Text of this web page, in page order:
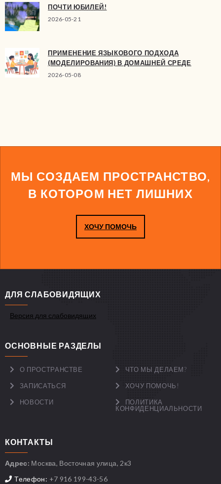
ПОЧТИ ЮБИЛЕЙ!
2026-05-21
ПРИМЕНЕНИЕ ЯЗЫКОВОГО ПОДХОДА
(МОДЕЛИРОВАНИЯ) В ДОМАШНЕЙ СРЕДЕ
2026-05-08
МЫ СОЗДАЕМ ПРОСТРАНСТВО,
В КОТОРОМ НЕТ ЛИШНИХ
ХОЧУ ПОМОЧЬ
ДЛЯ СЛАБОВИДЯЩИХ
Версия для слабовидящих
ОСНОВНЫЕ РАЗДЕЛЫ
О ПРОСТРАНСТВЕ ЧТО МЫ ДЕЛАЕМ?
ЗАПИСАТЬСЯ ХОЧУ ПОМОЧЬ!
НОВОСТИ
ПОЛИТИКА
КОНФИДЕНЦИАЛЬНОСТИ
КОНТАКТЫ
Адрес: Москва, Восточная улица, 2к3
Телефон: +7 916 199-43-56